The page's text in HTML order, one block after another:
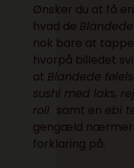
Ønsker du at få
hvad de
nok bare at
hvorpå billedet
at Blandede
sushi med laks,
roll samt en ebi
gengæld
forklaring på.